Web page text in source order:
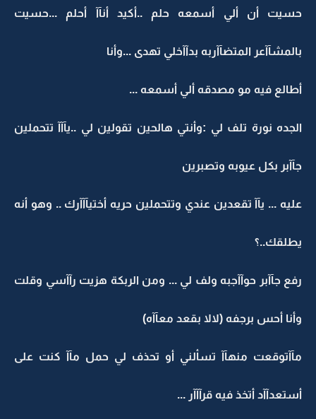
حسيت أن ألي أسمعه حلم ..أكيد أنآآ أحلم ...حسيت
بالمشآآعر المتضآآربه بدآآخلي تهدى ...وأنا
أطالع فيه مو مصدقه ألي أسمعه ...
الجده نورة تلف لي :وأنتي هالحين تقولين لي ..يآآآ تتحملين
جآآبر بكل عيوبه وتصبرين
عليه ... يآآ تقعدين عندي وتتحملين حريه أختيآآآرك .. وهو أنه
يطلقك..؟
رفع جآآبر حوآآجبه ولف لي ... ومن الربكة هزيت رآآسي وقلت
وأنا أحس برجفه (لالا بقعد معآآه)
مآآتوقعت منهآآ تسألني أو تحذف لي حمل مآآ كنت على
أستعدآآد أتخذ فيه قرآآآر ...